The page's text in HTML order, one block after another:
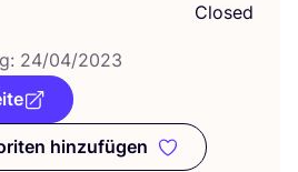
Closed
24/04/2023
hinzufügen
Zu meinen Favoriten